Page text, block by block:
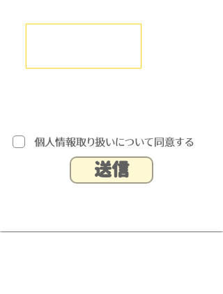
個人情報取り扱いについて同意する
送信